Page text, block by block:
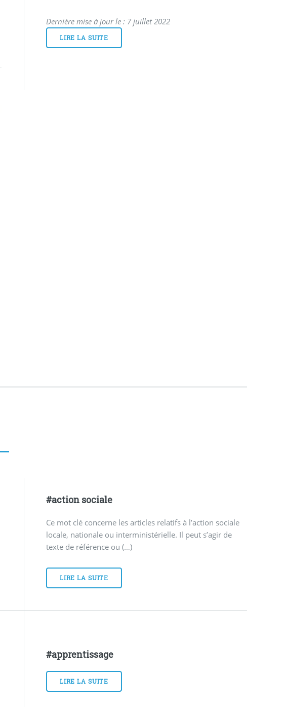
Dernière mise à jour le : 7 juillet 2022
LIRE LA SUITE
#action sociale
Ce mot clé concerne les articles relatifs à l’action sociale
locale, nationale ou interministérielle. Il peut s’agir de
texte de référence ou (…)
LIRE LA SUITE
#apprentissage
LIRE LA SUITE